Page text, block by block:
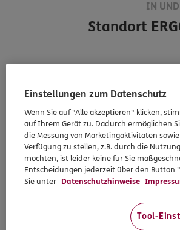
IN
Standort
Einstellungen zum Datenschutz
Wenn Sie auf "Alle akzeptieren" klicken,
auf Ihrem Gerät zu. Dadurch ermöglichen
die Messung von Marketingaktivitäten
Verfügung zu stellen, z.B. durch die
möchten, ist leider keine für Sie
Entscheidungen jederzeit über den Button
Sie unter Datenschutzhinweise
Tool-